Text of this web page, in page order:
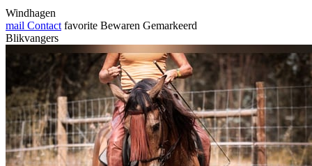
Windhagen
mail Contact favorite Bewaren Gemarkeerd
Blikvangers